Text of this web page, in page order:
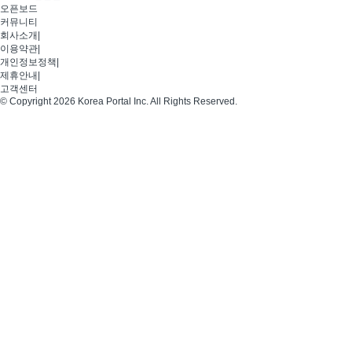
오픈보드
커뮤니티
회사소개
이용약관
개인정보정책
제휴안내
고객센터
© Copyright 2026 Korea Portal Inc. All Rights Reserved.